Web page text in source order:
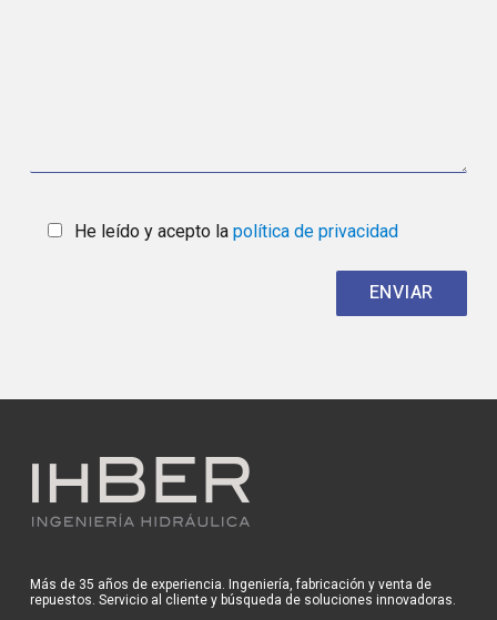
He leído y acepto la política de privacidad
Más de 35 años de experiencia. Ingeniería, fabricación y venta de
repuestos. Servicio al cliente y búsqueda de soluciones innovadoras.